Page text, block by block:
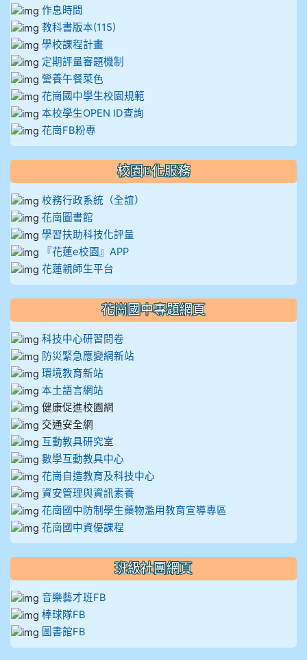
作息時間
教科書版本(115)
學校課程計畫
定期評量審題機制
營養午餐菜色
花崗國中學生校園規範
本校學生OPEN ID查詢
花崗FB粉專
校園E化服務
校務行政系統（全誼）
花崗圖書館
學習扶助科技化評量
『花蓮e校園』APP
花蓮親師生平台
花崗國中專題網頁
科技中心研習問卷
防災緊急應變網新站
環境教育新站
本土語言網站
健康促進校園網
交通安全網
互動教具研究室
數學互動教具中心
花崗自造教育及科技中心
資安管理與資訊素養
花崗國中防制學生藥物濫用教育宣導專區
花崗國中資優課程
班級社團網頁
音樂藝才班FB
棒球隊FB
圖書館FB